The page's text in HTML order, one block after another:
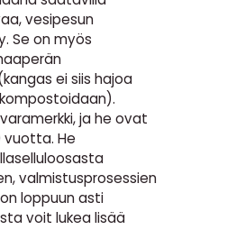
vesipesun
Se on myös
ei siis hajoa
ja he ovat
vuotta. He
valmistusprosessien
loppuun asti
voit lukea lisää